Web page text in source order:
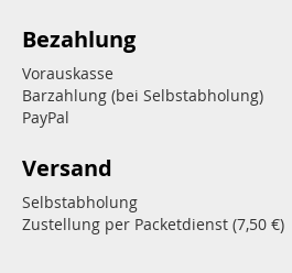
Bezahlung
Vorauskasse
Barzahlung (bei Selbstabholung)
PayPal
Versand
Selbstabholung
Zustellung per Packetdienst (7,50 €)